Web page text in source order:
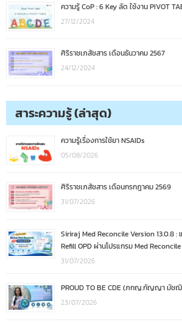
ความรู้ CoP : 6 Key ลัด ใช้งาน PIVOT
27/12/2024
ศิริราชเภสัชสาร เดือนธันวาคม 2567
24/12/2024
สาระความรู้ (ล่าสุด)
ความรู้เรื่องการใช้ยา NSAIDs
05/08/2026
ศิริราชเภสัชสาร เดือนกรกฎาคม 2569
31/07/2026
Siriraj Med Reconcile Version 13.0.8
Refill OPD ผ่านโปรแกรม Med Reconcile
31/07/2026
PROUD TO BE CDE (ภกญ.กัญญา มัช
23/07/2026